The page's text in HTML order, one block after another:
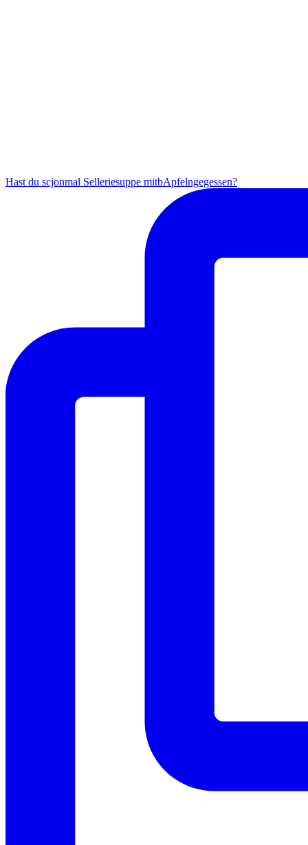
Hast du scjonmal Selleriesuppe mitbApfelngegessen?